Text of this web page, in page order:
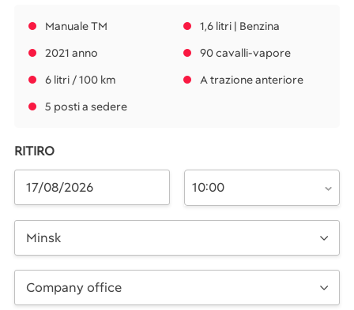
Manuale TM
1,6 litri | Benzina
2021 anno
90 cavalli-vapore
6 litri / 100 km
A trazione anteriore
5 posti a sedere
RITIRO
10:00
Minsk
Company office